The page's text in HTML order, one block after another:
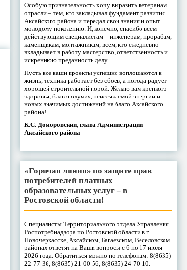
Особую признательность хочу выразить ветеранам
отрасли – тем, кто закладывал фундамент развития
Аксайского района и передал свои знания и опыт
молодому поколению. И, конечно, спасибо всем
действующим специалистам – инженерам, прорабам,
каменщикам, монтажникам, всем, кто ежедневно
вкладывает в работу мастерство, ответственность и
искреннюю преданность делу.
Пусть все ваши проекты успешно воплощаются в
жизнь, техника работает без сбоев, а погода радует
хорошей строительной порой. Желаю вам крепкого
здоровья, благополучия, неиссякаемой энергии и
новых значимых достижений на благо Аксайского
района!
К.С. Доморовский, глава Администрации
Аксайского района
«Горячая линия» по защите прав
потребителей платных
образовательных услуг – в
Ростовской области!
Специалисты Территориального отдела Управления
Роспотребнадзора по Ростовской области в г.
Новочеркасске, Аксайском, Багаевском, Веселовском
районах ответят на Ваши вопросы с 6 по 17 июля
2026 года. Обратиться можно по телефонам: 8(8635)
22-77-36, 8(8635) 21-00-56, 8(8635) 24-70-10.